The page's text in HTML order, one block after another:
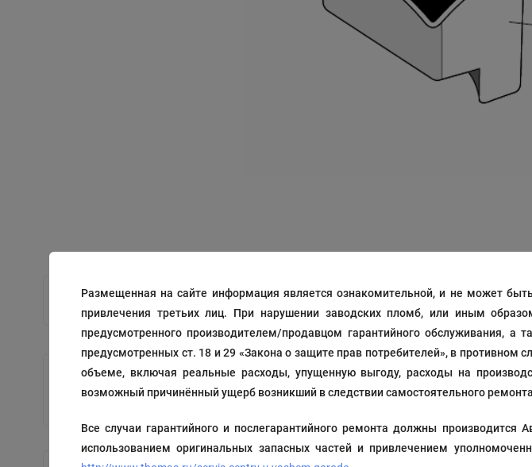
Размещенная на сайте информация является ознакомительной, и не может
привлечения третьих лиц. При нарушении заводских пломб, или иным
предусмотренного производителем/продавцом гарантийного обслуживания, а
предусмотренных ст. 18 и 29 «Закона о защите прав потребителей», в противном
объеме, включая реальные расходы, упущенную выгоду, расходы на
возможный причинённый ущерб возникший в следствии самостоятельного
Все случаи гарантийного и послегарантийного ремонта должны
использованием оригинальных запасных частей и привлечением
Фильтр водоотталкивающий
Код: 195198